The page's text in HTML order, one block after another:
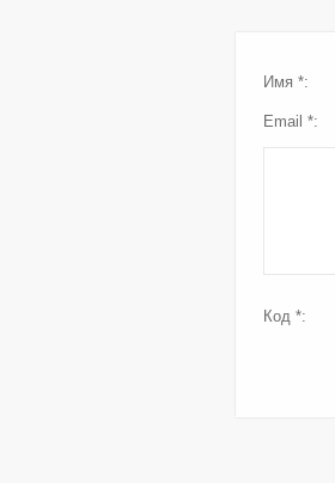
Имя *:
Email *:
Код *: